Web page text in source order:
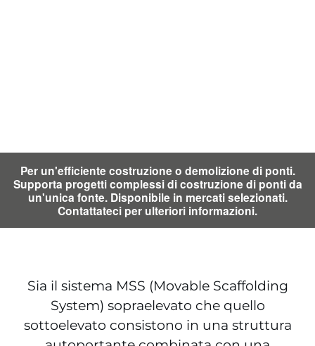
Per un'efficiente costruzione o demolizione di ponti.
Supporta progetti complessi di costruzione di ponti da
un'unica fonte. Disponibile in mercati selezionati.
Contattateci per ulteriori informazioni.
Sia il sistema MSS (Movable Scaffolding
System) sopraelevato che quello
sottoelevato consistono in una struttura